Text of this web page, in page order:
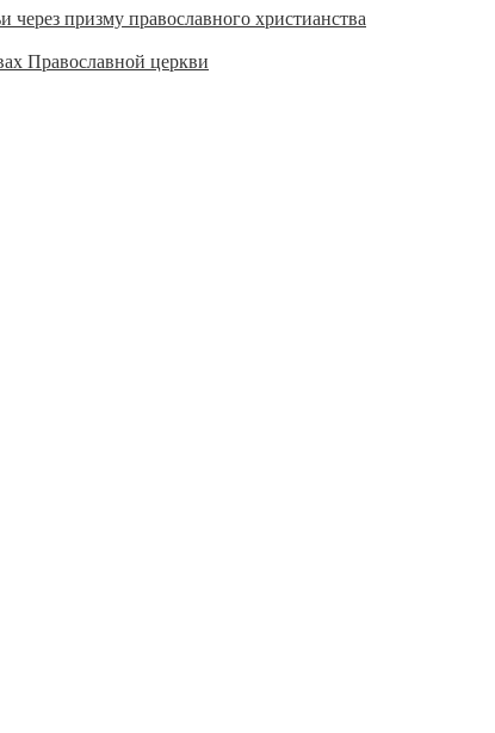
через призму православного христианства
Православной церкви